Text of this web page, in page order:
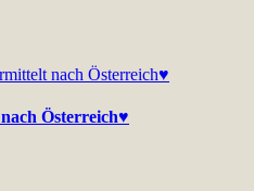
Österreich♥